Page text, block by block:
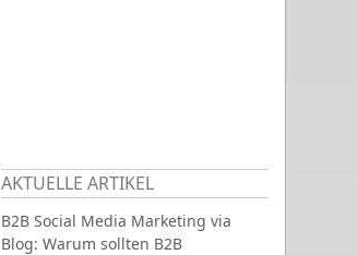
AKTUELLE ARTIKEL
B2B Social Media Marketing via
Blog: Warum sollten B2B